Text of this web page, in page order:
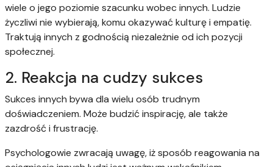
wiele o jego poziomie szacunku wobec innych. Ludzie
życzliwi nie wybierają, komu okazywać kulturę i empatię.
Traktują innych z godnością niezależnie od ich pozycji
społecznej.
2. Reakcja na cudzy sukces
Sukces innych bywa dla wielu osób trudnym
doświadczeniem. Może budzić inspirację, ale także
zazdrość i frustrację.
Psychologowie zwracają uwagę, iż sposób reagowania na